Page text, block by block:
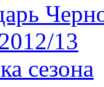
13
сезона